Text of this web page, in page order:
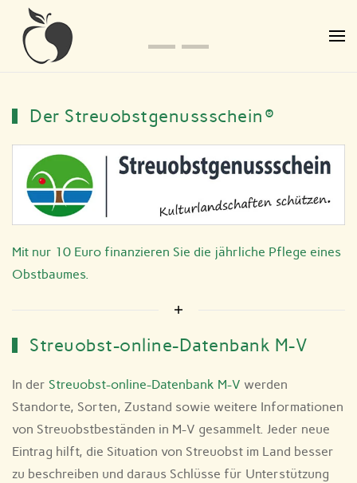
Zum Hauptinhalt springen
Der Streuobstgenussschein®
Mit nur 10 Euro finanzieren Sie die jährliche Pflege eines
Obstbaumes.
Streuobst-online-Datenbank M-V
In der Streuobst-online-Datenbank M-V werden
Standorte, Sorten, Zustand sowie weitere Informationen
von Streuobstbeständen in M-V gesammelt. Jeder neue
Eintrag hilft, die Situation von Streuobst im Land besser
zu beschreiben und daraus Schlüsse für Unterstützung